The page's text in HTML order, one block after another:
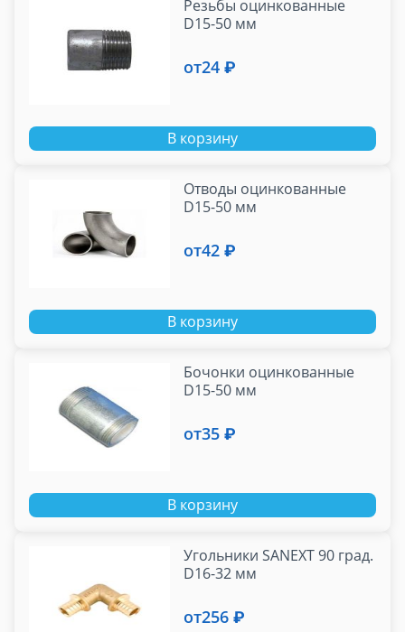
Резьбы оцинкованные
D15-50 мм
от24 ₽
В корзину
Отводы оцинкованные
D15-50 мм
от42 ₽
В корзину
Бочонки оцинкованные
D15-50 мм
от35 ₽
В корзину
Угольники SANEXT 90 град.
D16-32 мм
от256 ₽